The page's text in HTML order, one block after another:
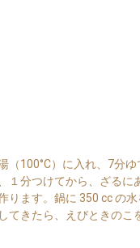
（100°C）に入れ、7分
１分つけてから、ざるに
ります。鍋に 350 cc の水
てきたら、えびときのこ